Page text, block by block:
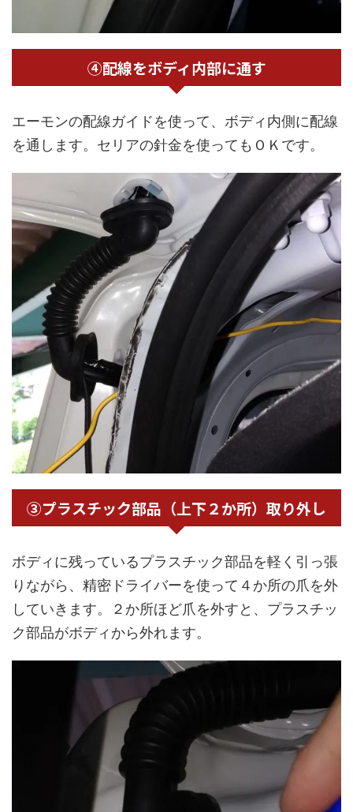
④配線をボディ内部に通す
エーモンの配線ガイドを使って、ボディ内側に配線
を通します。セリアの針金を使ってもＯＫです。
③プラスチック部品（上下２か所）取り外し
ボディに残っているプラスチック部品を軽く引っ張
りながら、精密ドライバーを使って４か所の爪を外
していきます。２か所ほど爪を外すと、プラスチッ
ク部品がボディから外れます。